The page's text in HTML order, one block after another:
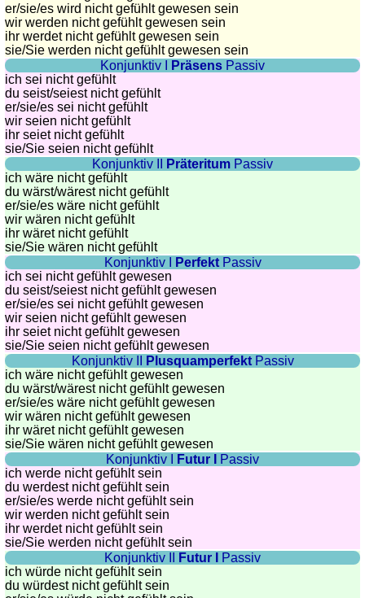
géographie
Quiz
des
pays
Quiz
des
fleuves
et
des
villes
Quiz
des
drapeaux,
blasons,
monnaie
Quiz
de
villes
et
pays
Plus
de
jeux
Entraineur
de
mémoire
Entraineur
de
mathématiques
Puzzle
Quiz
animaux
Trouvez
er/sie/es wird nicht gefühlt gewesen sein
wir werden nicht gefühlt gewesen sein
ihr werdet nicht gefühlt gewesen sein
sie/Sie werden nicht gefühlt gewesen sein
Konjunktiv I
Präsens Passiv
ich sei nicht gefühlt
du seist/seiest nicht gefühlt
er/sie/es sei nicht gefühlt
wir seien nicht gefühlt
ihr seiet nicht gefühlt
sie/Sie seien nicht gefühlt
Konjunktiv II
Präteritum Passiv
ich wäre nicht gefühlt
du wärst/wärest nicht gefühlt
er/sie/es wäre nicht gefühlt
wir wären nicht gefühlt
ihr wäret nicht gefühlt
sie/Sie wären nicht gefühlt
Konjunktiv I
PerfektPassiv
ich sei nicht gefühlt gewesen
du seist/seiest nicht gefühlt gewesen
er/sie/es sei nicht gefühlt gewesen
wir seien nicht gefühlt gewesen
ihr seiet nicht gefühlt gewesen
sie/Sie seien nicht gefühlt gewesen
Konjunktiv II
PlusquamperfektPassiv
ich wäre nicht gefühlt gewesen
du wärst/wärest nicht gefühlt gewesen
er/sie/es wäre nicht gefühlt gewesen
wir wären nicht gefühlt gewesen
ihr wäret nicht gefühlt gewesen
sie/Sie wären nicht gefühlt gewesen
Konjunktiv I
Futur I
Passiv
ich werde nicht gefühlt sein
du werdest nicht gefühlt sein
er/sie/es werde nicht gefühlt sein
wir werden nicht gefühlt sein
ihr werdet nicht gefühlt sein
sie/Sie werden nicht gefühlt sein
Konjunktiv II
Futur I
Passiv
ich würde nicht gefühlt sein
du würdest nicht gefühlt sein